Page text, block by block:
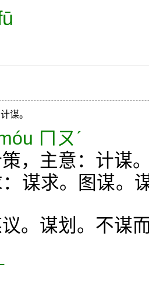
谋。
ㄇㄡˊ
，主意：计谋
谋求。图谋。
。谋划。不谋